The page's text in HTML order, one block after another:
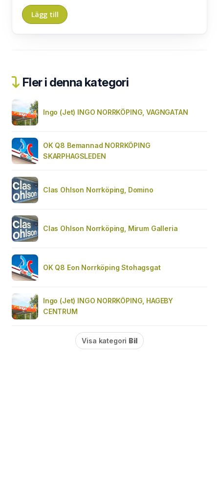
Fler i denna kategori
Ingo (Jet) INGO NORRKÖPING, VAGNGATAN
OK Q8 Bemannad NORRKÖPING
SKARPHAGSLEDEN
Clas Ohlson Norrköping, Domino
Clas Ohlson Norrköping, Mirum Galleria
OK Q8 Eon Norrköping Stohagsgat
Ingo (Jet) INGO NORRKÖPING, HAGEBY
CENTRUM
Visa kategori Bil